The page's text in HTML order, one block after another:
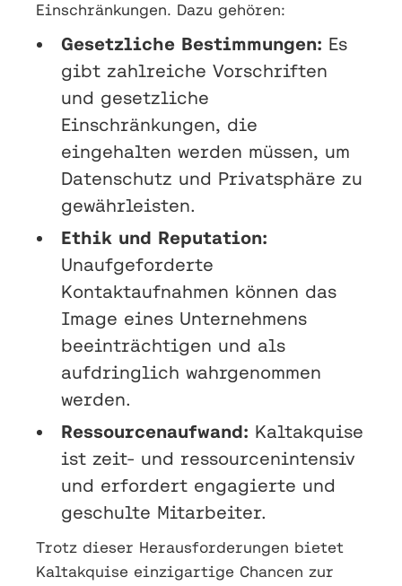
Einschränkungen. Dazu gehören:
Gesetzliche Bestimmungen: Es
gibt zahlreiche Vorschriften
und gesetzliche
Einschränkungen, die
eingehalten werden müssen, um
Datenschutz und Privatsphäre zu
gewährleisten.
Ethik und Reputation:
Unaufgeforderte
Kontaktaufnahmen können das
Image eines Unternehmens
beeinträchtigen und als
aufdringlich wahrgenommen
werden.
Ressourcenaufwand: Kaltakquise
ist zeit- und ressourcenintensiv
und erfordert engagierte und
geschulte Mitarbeiter.
Trotz dieser Herausforderungen bietet
Kaltakquise einzigartige Chancen zur